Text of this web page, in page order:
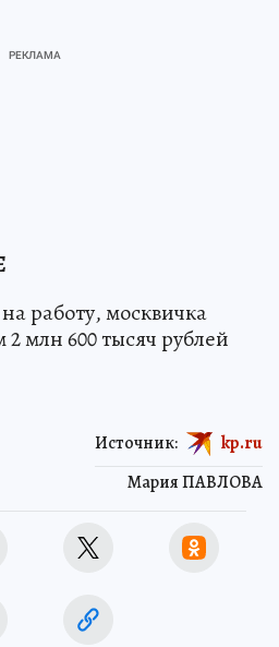
работу, москвичка
млн 600 тысяч рублей
Мария ПАВЛОВА
Источник: kp.ru